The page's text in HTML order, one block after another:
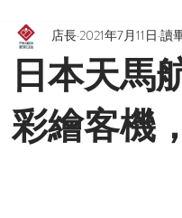
日本天馬
彩繪客機
店長 2021年7月11日 讀